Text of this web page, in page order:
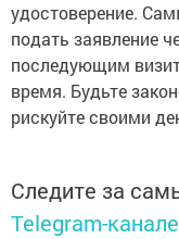
удостоверение.
подать заявление
последующим
время. Будьте
рискуйте своими
Следите за
Telegram-канале